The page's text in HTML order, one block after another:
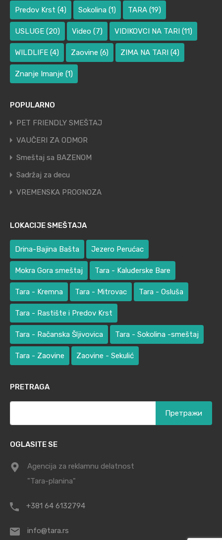
Predov Krst (4) Sokolina (1) TARA (19)
USLUGE (20) Video (7) VIDIKOVCI NA TARI (11)
WILDLIFE (4) Zaovine (6) ZIMA NA TARI (4)
Znanje Imanje (1)
POPULARNO
PET FRIENDLY SMEŠTAJ
VAUČERI ZA ODMOR
Smeštaj sa BAZENOM
Sadržaj za decu
VREMENSKA PROGNOZA
LOKACIJE SMEŠTAJA
Drina-Bajina Bašta Jezero Perućac
Mokra Gora smeštaj Tara - Kaluđerske Bare
Tara - Kremna Tara - Mitrovac Tara - Osluša
Tara - Rastište i Predov Krst
Tara - Račanska Šljivovica Tara - Sokolina -smeštaj
Tara - Zaovine Zaovine - Sekulić
PRETRAGA
OGLASITE SE
Agencija za reklamnu delatnost
"Tara-planina"
+381 64 6132794
info@tara.rs